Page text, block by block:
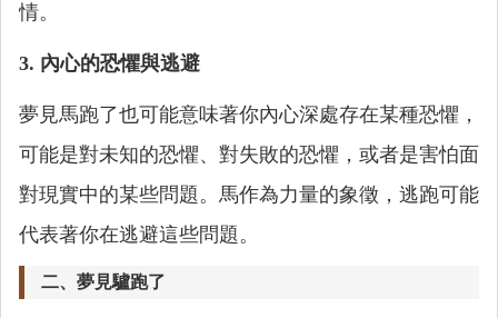
情。
3. 內心的恐懼與逃避
夢見馬跑了也可能意味著你內心深處存在某種恐懼，
可能是對未知的恐懼、對失敗的恐懼，或者是害怕面
對現實中的某些問題。馬作為力量的象徵，逃跑可能
代表著你在逃避這些問題。
二、夢見驢跑了